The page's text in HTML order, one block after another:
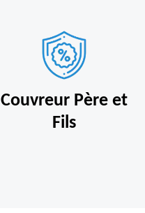
Couvreur Père et
Fils